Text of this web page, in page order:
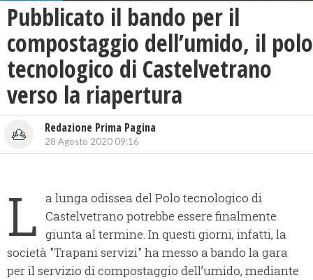
Pubblicato il bando per il
compostaggio dell’umido, il polo
tecnologico di Castelvetrano
verso la riapertura
Redazione Prima Pagina
28 Agosto 2020 09:16
L a lunga odissea del Polo tecnologico di
Castelvetrano potrebbe essere finalmente
giunta al termine. In questi giorni, infatti, la
società "Trapani servizi" ha messo a bando la gara
per il servizio di compostaggio dell’umido, mediante